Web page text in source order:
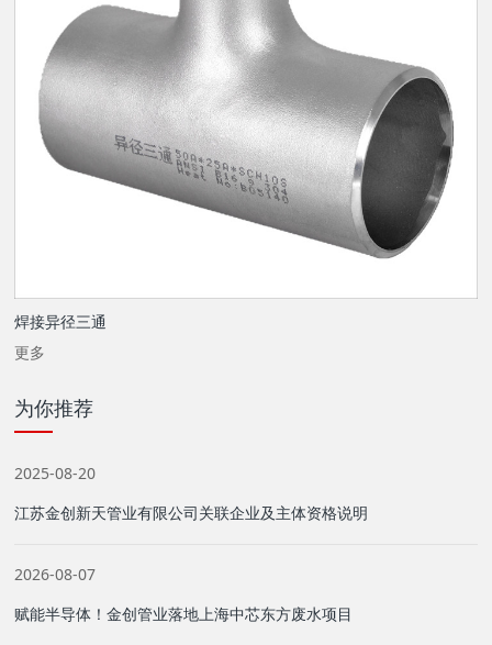
焊接异径三通
更多
为你推荐
2025-08-20
江苏金创新天管业有限公司关联企业及主体资格说明
2026-08-07
赋能半导体！金创管业落地上海中芯东方废水项目